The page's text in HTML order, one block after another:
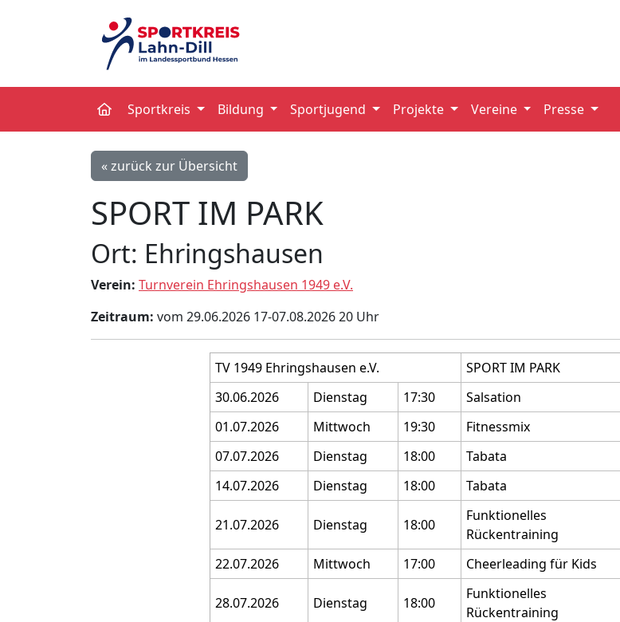
Sportkreis Bildung Sportjugend Projekte Vereine Presse
« zurück zur Übersicht
SPORT IM PARK
Ort: Ehringshausen
Verein: Turnverein Ehringshausen 1949 e.V.
Zeitraum: vom 29.06.2026 17-07.08.2026 20 Uhr
TV 1949 Ehringshausen e.V. SPORT IM PARK
30.06.2026
Dienstag 17:30 Salsation
01.07.2026
Mittwoch 19:30 Fitnessmix
07.07.2026
Dienstag 18:00 Tabata
14.07.2026
Dienstag 18:00 Tabata
21.07.2026 Dienstag 18:00
Funktionelles
Rückentraining
22.07.2026 Mittwoch 17:00 Cheerleading für Kids
28.07.2026 Dienstag 18:00
Funktionelles
Rückentraining